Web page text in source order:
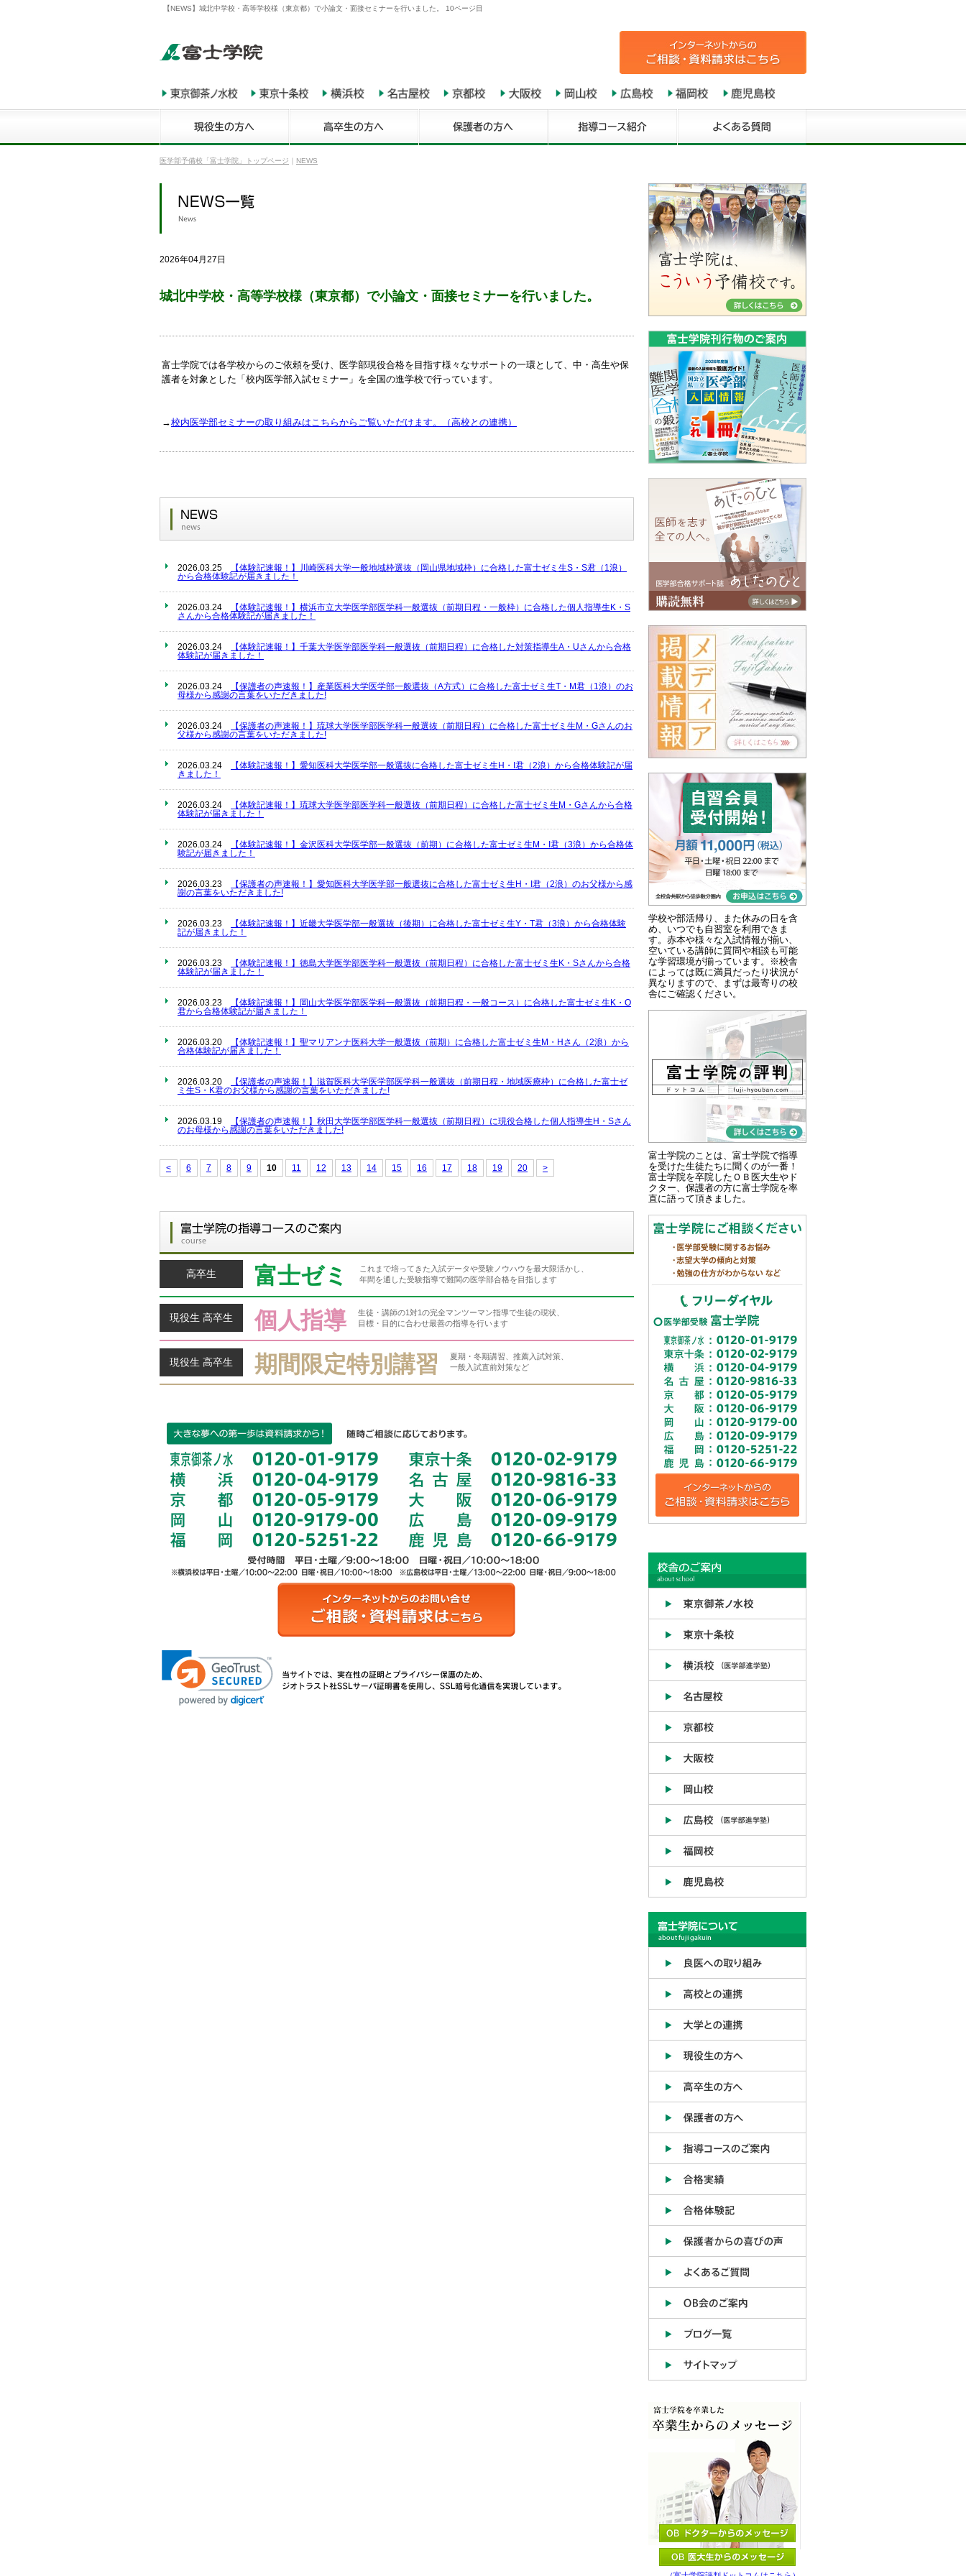
【NEWS】城北中学校・高等学校様（東京都）で小論文・面接セミナーを行いました。 10ページ目
医学部予備校「富士学院」トップページ NEWS
2026年04月27日
城北中学校・高等学校様（東京都）で小論文・面接セミナーを行いました。
富士学院では各学校からのご依頼を受け、医学部現役合格を目指す様々なサポートの一環として、中・高生や保
護者を対象とした「校内医学部入試セミナー」を全国の進学校で行っています。
→校内医学部セミナーの取り組みはこちらからご覧いただけます。（高校との連携）
2026.03.25
【体験記速報！】川崎医科大学一般地域枠選抜（岡山県地域枠）に合格した富士ゼミ生S・S君（1浪）
から合格体験記が届きました！
2026.03.24
【体験記速報！】横浜市立大学医学部医学科一般選抜（前期日程・一般枠）に合格した個人指導生K・S
さんから合格体験記が届きました！
2026.03.24
【体験記速報！】千葉大学医学部医学科一般選抜（前期日程）に合格した対策指導生A・Uさんから合格
体験記が届きました！
2026.03.24
【保護者の声速報！】産業医科大学医学部一般選抜（A方式）に合格した富士ゼミ生T・M君（1浪）のお
母様から感謝の言葉をいただきました!
2026.03.24
【保護者の声速報！】琉球大学医学部医学科一般選抜（前期日程）に合格した富士ゼミ生M・Gさんのお
父様から感謝の言葉をいただきました!
2026.03.24
【体験記速報！】愛知医科大学医学部一般選抜に合格した富士ゼミ生H・I君（2浪）から合格体験記が届
きました！
2026.03.24
【体験記速報！】琉球大学医学部医学科一般選抜（前期日程）に合格した富士ゼミ生M・Gさんから合格
体験記が届きました！
2026.03.24
【体験記速報！】金沢医科大学医学部一般選抜（前期）に合格した富士ゼミ生M・I君（3浪）から合格体
験記が届きました！
2026.03.23
【保護者の声速報！】愛知医科大学医学部一般選抜に合格した富士ゼミ生H・I君（2浪）のお父様から感
謝の言葉をいただきました!
2026.03.23
【体験記速報！】近畿大学医学部一般選抜（後期）に合格した富士ゼミ生Y・T君（3浪）から合格体験
記が届きました！
2026.03.23
【体験記速報！】徳島大学医学部医学科一般選抜（前期日程）に合格した富士ゼミ生K・Sさんから合格
体験記が届きました！
2026.03.23
【体験記速報！】岡山大学医学部医学科一般選抜（前期日程・一般コース）に合格した富士ゼミ生K・O
君から合格体験記が届きました！
2026.03.20
【体験記速報！】聖マリアンナ医科大学一般選抜（前期）に合格した富士ゼミ生M・Hさん（2浪）から
合格体験記が届きました！
2026.03.20
【保護者の声速報！】滋賀医科大学医学部医学科一般選抜（前期日程・地域医療枠）に合格した富士ゼ
ミ生S・K君のお父様から感謝の言葉をいただきました!
2026.03.19
【保護者の声速報！】秋田大学医学部医学科一般選抜（前期日程）に現役合格した個人指導生H・Sさん
のお母様から感謝の言葉をいただきました!
< 6 7 8 9 10 11 12 13 14 15 16 17 18 19 20 >
高卒生 富士ゼミ
これまで培ってきた入試データや受験ノウハウを最大限活かし、
年間を通した受験指導で難関の医学部合格を目指します
現役生 高卒生 個人指導
生徒・講師の1対1の完全マンツーマン指導で生徒の現状、
目標・目的に合わせ最善の指導を行います
現役生 高卒生 期間限定特別講習
夏期・冬期講習、推薦入試対策、
一般入試直前対策など
学校や部活帰り、また休みの日を含
め、いつでも自習室を利用できま
す。赤本や様々な入試情報が揃い、
空いている講師に質問や相談も可能
な学習環境が揃っています。※校舎
によっては既に満員だったり状況が
異なりますので、まずは最寄りの校
舎にご確認ください。
富士学院のことは、富士学院で指導
を受けた生徒たちに聞くのが一番！
富士学院を卒院したＯＢ医大生やド
クター、保護者の方に富士学院を率
直に語って頂きました。